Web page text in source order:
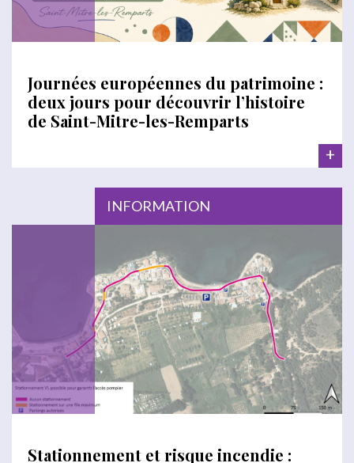
Journées européennes du patrimoine :
deux jours pour découvrir l’histoire
de Saint-Mitre-les-Remparts
+
INFORMATION
Stationnement et risque incendie :